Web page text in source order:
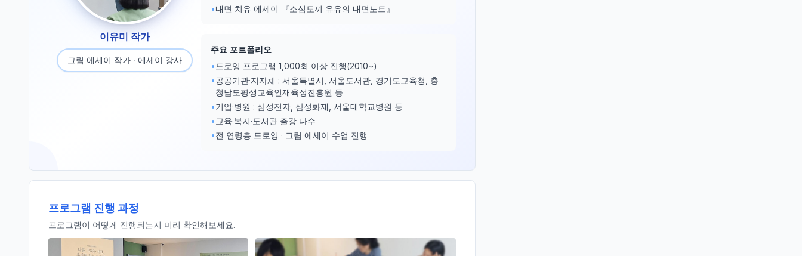
이유미 작가
그림 에세이 작가 · 에세이 강사
•내면 치유 에세이 『소심토끼 유유의 내면노트』
주요 포트폴리오
• 드로잉 프로그램 1,000회 이상 진행(2010~)
•공공기관·지자체 : 서울특별시, 서울도서관, 경기도교육청, 충
청남도평생교육인재육성진흥원 등
•기업·병원 : 삼성전자, 삼성화재, 서울대학교병원 등
• 교육·복지·도서관 출강 다수
•전 연령층 드로잉 · 그림 에세이 수업 진행
프로그램 진행 과정
프로그램이 어떻게 진행되는지 미리 확인해보세요.